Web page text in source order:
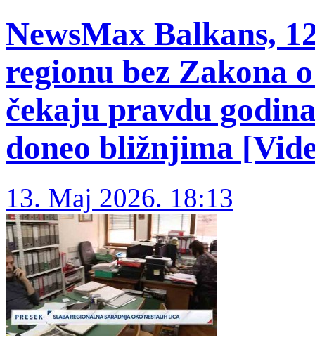
NewsMax Balkans,
regionu bez Zakona
čekaju pravdu
doneo bližnjima
13. Maj 2026. 18:13